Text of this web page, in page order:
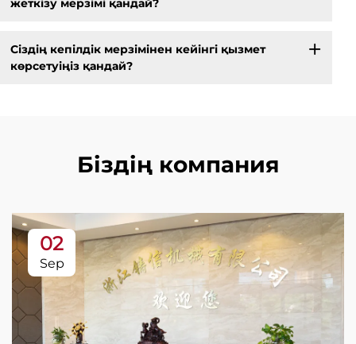
жеткізу мерзімі қандай?
Сіздің кепілдік мерзімінен кейінгі қызмет
көрсетуіңіз қандай?
Біздің компания
02
Sep